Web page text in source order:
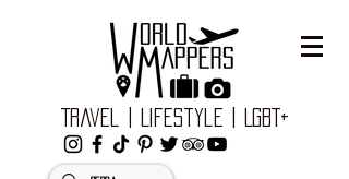
Travel | Lifestyle | LGBT+